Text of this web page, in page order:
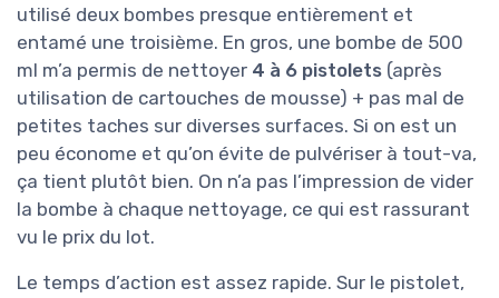
utilisé deux bombes presque entièrement et
entamé une troisième. En gros, une bombe de 500
ml m’a permis de nettoyer 4 à 6 pistolets (après
utilisation de cartouches de mousse) + pas mal de
petites taches sur diverses surfaces. Si on est un
peu économe et qu’on évite de pulvériser à tout-va,
ça tient plutôt bien. On n’a pas l’impression de vider
la bombe à chaque nettoyage, ce qui est rassurant
vu le prix du lot.
Le temps d’action est assez rapide. Sur le pistolet,